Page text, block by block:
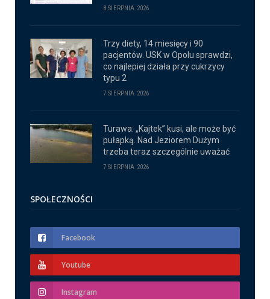
8 SIERPNIA 2026
Trzy diety, 14 miesięcy i 90
pacjentów. USK w Opolu sprawdzi,
co najlepiej działa przy cukrzycy
typu 2
7 SIERPNIA 2026
Turawa: „Kajtek” kusi, ale może być
pułapką. Nad Jeziorem Dużym
trzeba teraz szczególnie uważać
7 SIERPNIA 2026
SPOŁECZNOŚCI
Facebook
Youtube
Instagram